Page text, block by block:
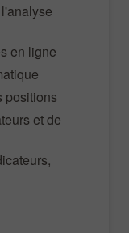
en ligne
positions
et de